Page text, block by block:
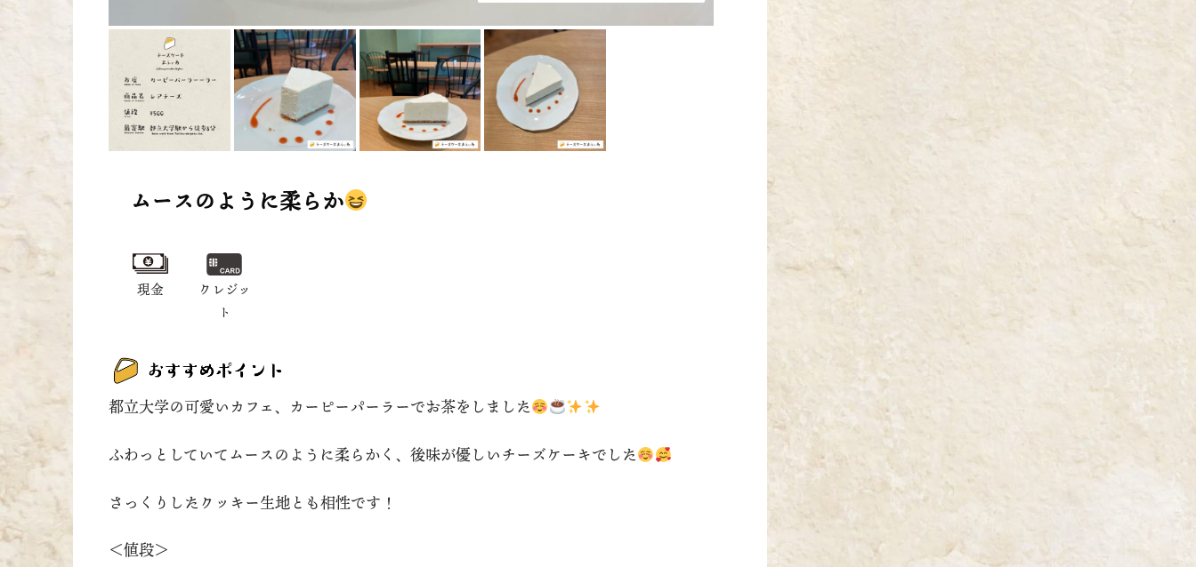
ムースのように柔らか
現金
クレジッ
ト
都立大学の可愛いカフェ、カーピーパーラーでお茶をしました
ふわっとしていてムースのように柔らかく、後味が優しいチーズケーキでした
さっくりしたクッキー生地とも相性です！
＜値段＞